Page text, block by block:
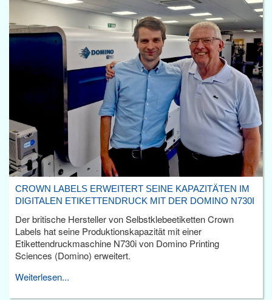
CROWN LABELS ERWEITERT SEINE KAPAZITÄTEN IM
DIGITALEN ETIKETTENDRUCK MIT DER DOMINO N730I
Der britische Hersteller von Selbstklebeetiketten Crown
Labels hat seine Produktionskapazität mit einer
Etikettendruckmaschine N730i von Domino Printing
Sciences (Domino) erweitert.
Weiterlesen...